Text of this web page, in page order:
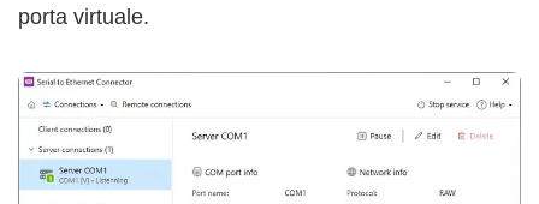
porta virtuale.